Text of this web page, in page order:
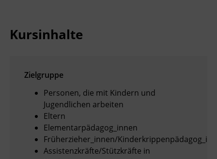
Kursinhalte
Zielgruppe
Personen, die mit Kindern und
Jugendlichen arbeiten
Eltern
Elementarpädagog_innen
Früherzieher_innen/
Assistenzkräfte/Stützkräfte in